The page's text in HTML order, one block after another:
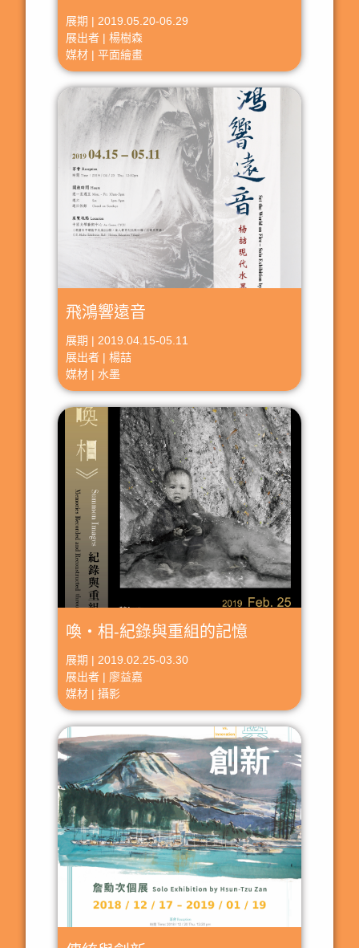
展期 | 2019.05.20-06.29
展出者 | 楊樹森
媒材 | 平面繪畫
飛鴻響遠音
展期 | 2019.04.15-05.11
展出者 | 楊喆
媒材 | 水墨
喚‧相-紀錄與重組的記憶
展期 | 2019.02.25-03.30
展出者 | 廖益嘉
媒材 | 攝影